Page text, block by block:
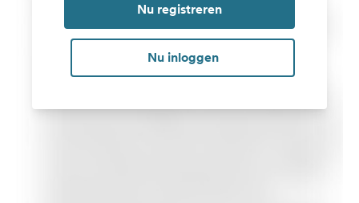
Nu registreren
Nu inloggen